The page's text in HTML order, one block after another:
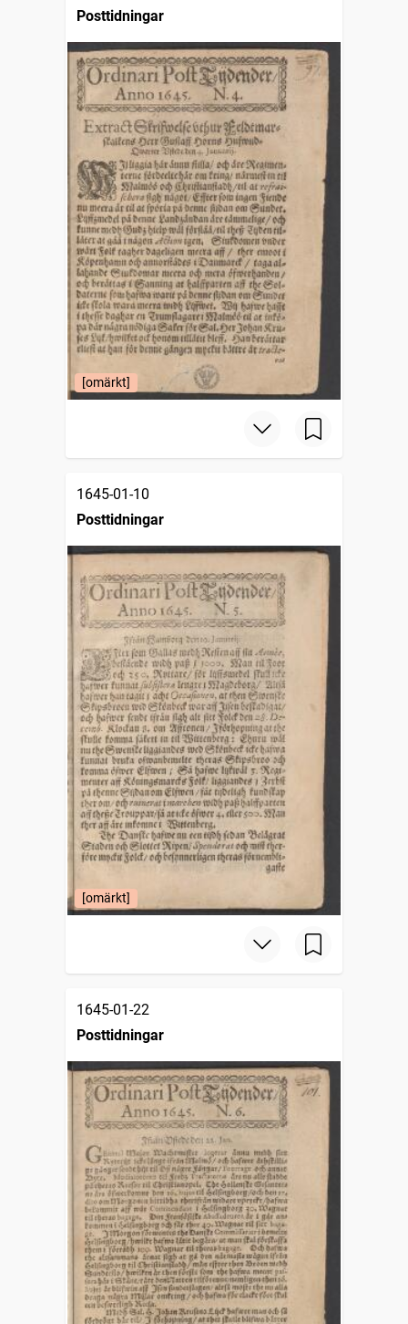
Posttidningar
[omärkt]
1645-01-10
Posttidningar
[omärkt]
1645-01-22
Posttidningar